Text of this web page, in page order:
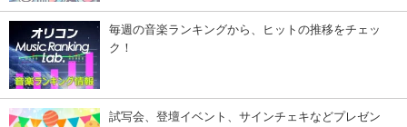
毎週の音楽ランキングから、ヒットの推移をチェッ
ク！
試写会、登壇イベント、サインチェキなどプレゼン